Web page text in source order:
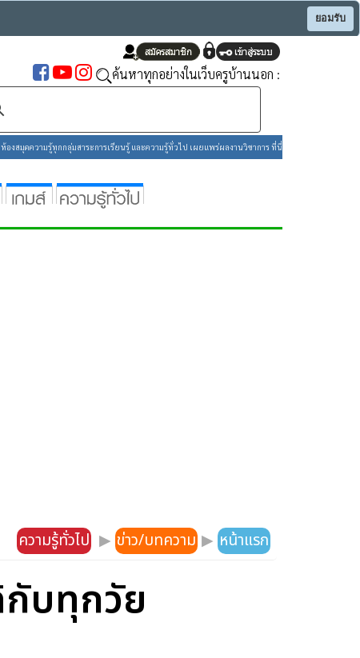
ยอมรับ
ค้นหาทุกอย่างในเว็บครูบ้านนอก :
งสมุดความรู้ทุกกลุ่มสาระการเรียนรู้ และความรู้ทั่วไป เผยแพร่ผลงานวิชาการ ที่นี่
ความรู้ทั่วไป ▶ ข่าว/บทความ ▶ หน้าแรก
กับทุกวัย